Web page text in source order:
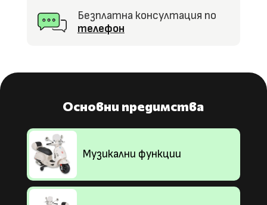
Безплатна консултация по
телефон
Основни предимства
Музикални функции